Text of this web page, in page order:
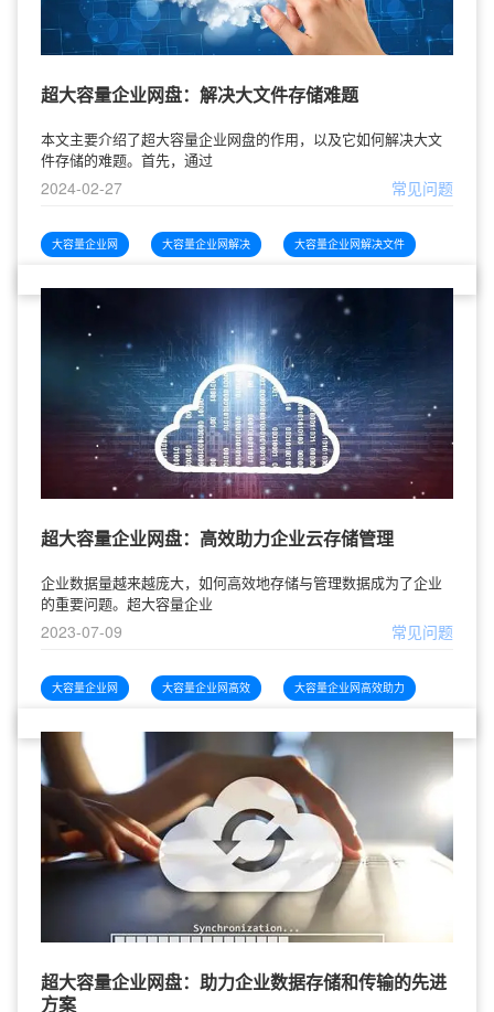
超大容量企业网盘：解决大文件存储难题
本文主要介绍了超大容量企业网盘的作用，以及它如何解决大文
件存储的难题。首先，通过
2024-02-27 常见问题
大容量企业网 大容量企业网解决 大容量企业网解决文件
超大容量企业网盘：高效助力企业云存储管理
企业数据量越来越庞大，如何高效地存储与管理数据成为了企业
的重要问题。超大容量企业
2023-07-09 常见问题
大容量企业网 大容量企业网高效 大容量企业网高效助力
超大容量企业网盘：助力企业数据存储和传输的先进
方案